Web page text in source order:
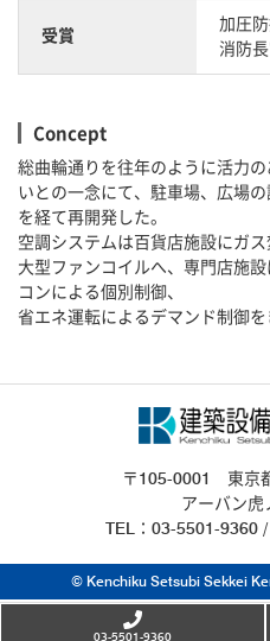
受賞
加圧
消防長
Concept
総曲輪通りを往年のように活力
いとの一念にて、駐車場、広場
を経て再開発した。
空調システムは百貨店施設にガ
大型ファンコイルへ、専門店施
コンによる個別制御、
省エネ運転によるデマンド制御を
〒105-0001 東京
アーバン虎
TEL：03-5501-9360
03-5501-9360
© Kenchiku Setsubi Sekkei